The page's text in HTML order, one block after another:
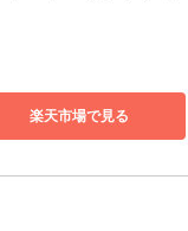
楽天市場で見る